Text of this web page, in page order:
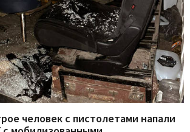
человек с пистолетами напали